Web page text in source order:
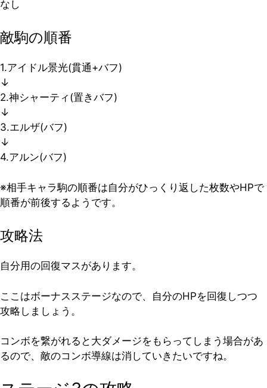
なし
敵駒の順番
1.アイドル景光(貫通+バフ)
↓
2.神シャーティ(置きバフ)
↓
3.エルザ(バフ)
↓
4.アルン(バフ)
※相手キャラ駒の順番は自分がひっくり返した枚数やHPで
順番が前後するようです。
攻略法
自分用の回復マスがあります。
ここはボーナスステージなので、自分のHPを回復しつつ
攻略しましょう。
コンボを繋がれると大ダメージをもらってしまう場合があ
るので、敵のコンボ導線は消していきたいですね。